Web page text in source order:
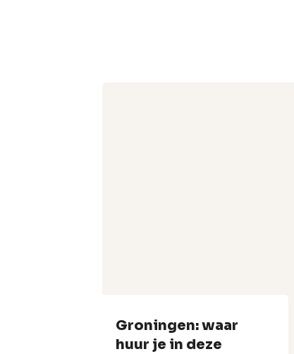
Groningen: waar
huur je in deze